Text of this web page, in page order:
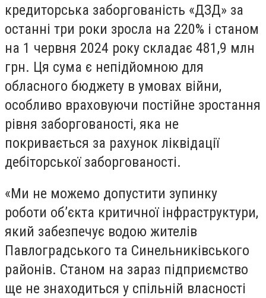
кредиторська заборгованість «ДЗД» за
останні три роки зросла на 220% і станом
на 1 червня 2024 року складає 481,9 млн
грн. Ця сума є непідйомною для
обласного бюджету в умовах війни,
особливо враховуючи постійне зростання
рівня заборгованості, яка не
покривається за рахунок ліквідації
дебіторської заборгованості.
«Ми не можемо допустити зупинку
роботи обʼєкта критичної інфраструктури,
який забезпечує водою жителів
Павлоградського та Синельниківського
районів. Станом на зараз підприємство
ще не знаходиться у спільній власності